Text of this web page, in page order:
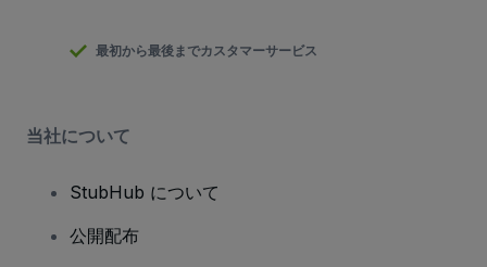
最初から最後までカスタマーサービス
当社について
StubHub について
公開配布